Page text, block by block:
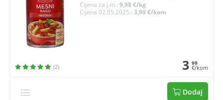
Cijena za j.m.:9,98 €/kg
Cijena 02.05.2025.:3,99 €/kom
(2) 3 99
€/kom
Dodaj